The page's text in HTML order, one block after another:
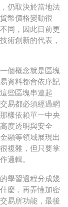
仍取決於當地法
幣價格變動很
同，因此目前更
術創新的代表，
個概念就是區塊
資料都會依序記
些區塊串連起
易都必須經過網
樣依賴單一中央
度透明與安全
融等領域展現出
複雜，但只要掌
邏輯。
學習過程分成幾
麼，再弄懂加密
易所功能，最後